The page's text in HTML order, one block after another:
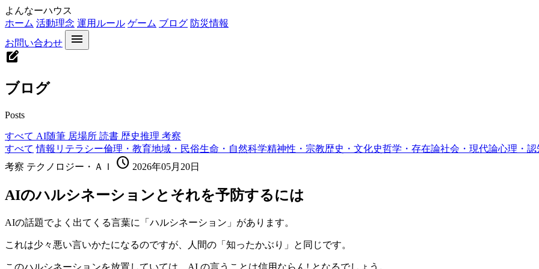
よんなーハウス
ホーム 活動理念 運用ルール ゲーム ブログ 防災情報
お問い合わせ
menu
edit_square
ブログ
Posts
すべて AI随筆 居場所 読書 歴史推理 考察
すべて 情報リテラシー倫理・教育地域・民俗生命・自然科学精神性・宗教歴史・文化史哲学・存在論社会・現代論心理・認
考察 テクノロジー・ＡＩ schedule 2026年05月20日
AIのハルシネーションとそれを予防するには
AIの話題でよく出てくる言葉に「ハルシネーション」があります。
これは少々悪い言いかたになるのですが、人間の「知ったかぶり」と同じです。
このハルシネーションを放置していては、AI の言うことは信用ならん! となるでしょう。